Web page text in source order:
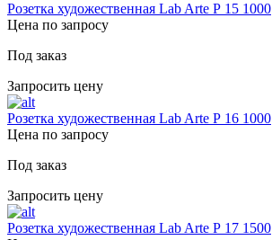
Розетка художественная Lab Arte Р 15 1000
Цена по запросу
Под заказ
Запросить цену
Розетка художественная Lab Arte Р 16 1000
Цена по запросу
Под заказ
Запросить цену
Розетка художественная Lab Arte Р 17 1500